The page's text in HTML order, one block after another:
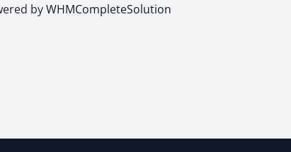
byWHMCompleteSolution